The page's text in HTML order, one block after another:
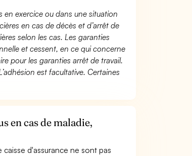
en exercice ou dans une situation
en cas de décès et d’arrêt de
selon les cas. Les garanties
et cessent, en ce qui concerne
pour les garanties arrêt de travail.
est facultative. Certaines
en cas de maladie,
d'assurance ne sont pas